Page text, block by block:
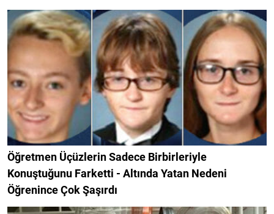
Öğretmen Üçüzlerin Sadece Birbirleriyle
Konuştuğunu Farketti - Altında Yatan Nedeni
Öğrenince Çok Şaşırdı